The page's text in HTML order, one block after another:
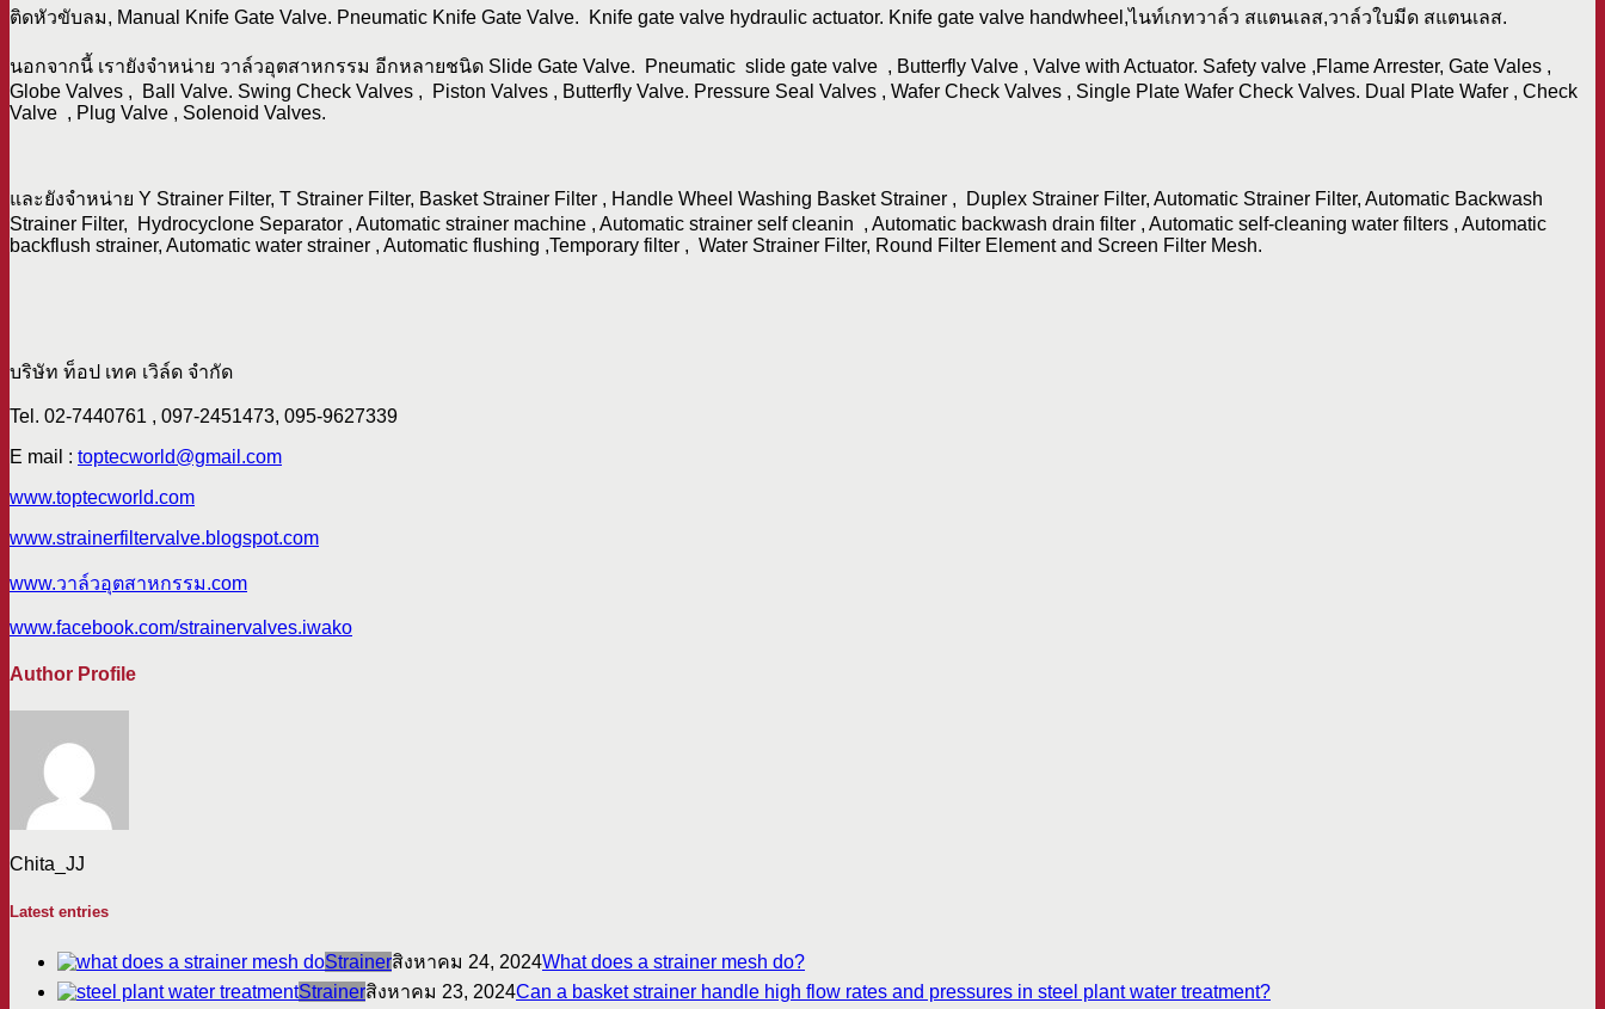
ติดหัวขับลม, Manual Knife Gate Valve. Pneumatic Knife Gate Valve. Knife gate valve hydraulic actuator. Knife gate valve handwheel,ไนท์เกทวาล์ว สแตนเลส,วาล์วใบมีด สแตนเลส.
นอกจากนี้ เรายังจำหน่าย วาล์วอุตสาหกรรม อีกหลายชนิด Slide Gate Valve. Pneumatic slide gate valve , Butterfly Valve , Valve with Actuator. Safety valve ,Flame Arrester, Gate Vales ,
Globe Valves , Ball Valve. Swing Check Valves , Piston Valves , Butterfly Valve. Pressure Seal Valves , Wafer Check Valves , Single Plate Wafer Check Valves. Dual Plate Wafer , Check
Valve , Plug Valve , Solenoid Valves.
และยังจำหน่าย Y Strainer Filter, T Strainer Filter, Basket Strainer Filter , Handle Wheel Washing Basket Strainer , Duplex Strainer Filter, Automatic Strainer Filter, Automatic Backwash
Strainer Filter, Hydrocyclone Separator , Automatic strainer machine , Automatic strainer self cleanin , Automatic backwash drain filter , Automatic self-cleaning water filters , Automatic
backflush strainer, Automatic water strainer , Automatic flushing ,Temporary filter , Water Strainer Filter, Round Filter Element and Screen Filter Mesh.
บริษัท ท็อป เทค เวิล์ด จำกัด
Tel. 02-7440761 , 097-2451473, 095-9627339
E mail : toptecworld@gmail.com
www.toptecworld.com
www.strainerfiltervalve.blogspot.com
www.วาล์วอุตสาหกรรม.com
www.facebook.com/strainervalves.iwako
Author Profile
Chita_JJ
Latest entries
Strainerสิงหาคม 24, 2024What does a strainer mesh do?
Strainerสิงหาคม 23, 2024Can a basket strainer handle high flow rates and pressures in steel plant water treatment?